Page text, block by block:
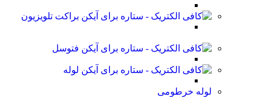
براکت تلویزیون
فتوسل
لوله
لوله خرطومی